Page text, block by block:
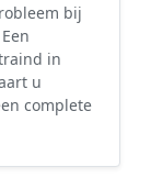
bij
in
u
complete